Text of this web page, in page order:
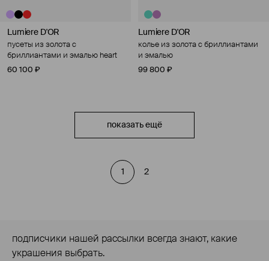
Lumiere D'OR
пусеты из золота с
бриллиантами и эмалью heart
60 100 ₽
Lumiere D'OR
колье из золота с бриллиантами
и эмалью
99 800 ₽
показать ещё
1 2
подписчики нашей рассылки всегда знают, какие
украшения выбрать.